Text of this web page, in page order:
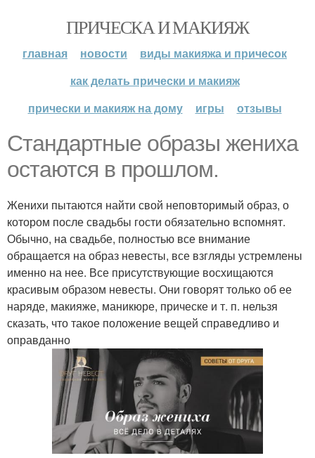
ПРИЧЕСКА И МАКИЯЖ
главная новости
виды макияжа и причесок
как делать прически и макияж
прически и макияж на дому
игры отзывы
Стандартные образы жениха
остаются в прошлом.
Женихи пытаются найти свой неповторимый образ, о
котором после свадьбы гости обязательно вспомнят.
Обычно, на свадьбе, полностью все внимание
обращается на образ невесты, все взгляды устремлены
именно на нее. Все присутствующие восхищаются
красивым образом невесты. Они говорят только об ее
наряде, макияже, маникюре, прическе и т. п. нельзя
сказать, что такое положение вещей справедливо и
оправданно